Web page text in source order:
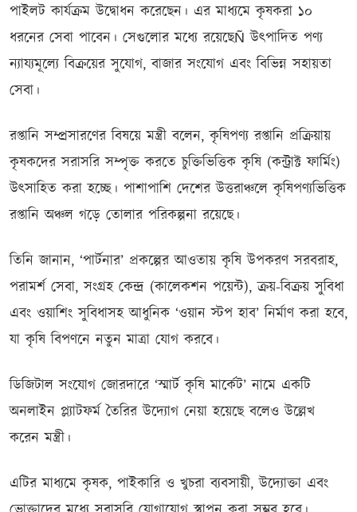
পাইলট কার্যক্রম উদ্বোধন করেছেন। এর মাধ্যমে কৃষকরা ১০
ধরনের সেবা পাবেন। সেগুলোর মধ্যে রয়েছেÑ উৎপাদিত পণ্য
ন্যায্যমূল্যে বিক্রয়ের সুযোগ, বাজার সংযোগ এবং বিভিন্ন সহায়তা
সেবা।
রপ্তানি সম্প্রসারণের বিষয়ে মন্ত্রী বলেন, কৃষিপণ্য রপ্তানি প্রক্রিয়ায়
কৃষকদের সরাসরি সম্পৃক্ত করতে চুক্তিভিত্তিক কৃষি (কন্ট্রাক্ট ফার্মিং)
উৎসাহিত করা হচ্ছে। পাশাপাশি দেশের উত্তরাঞ্চলে কৃষিপণ্যভিত্তিক
রপ্তানি অঞ্চল গড়ে তোলার পরিকল্পনা রয়েছে।
তিনি জানান, ‘পার্টনার’ প্রকল্পের আওতায় কৃষি উপকরণ সরবরাহ,
পরামর্শ সেবা, সংগ্রহ কেন্দ্র (কালেকশন পয়েন্ট), ক্রয়-বিক্রয় সুবিধা
এবং ওয়াশিং সুবিধাসহ আধুনিক ‘ওয়ান স্টপ হাব’ নির্মাণ করা হবে,
যা কৃষি বিপণনে নতুন মাত্রা যোগ করবে।
ডিজিটাল সংযোগ জোরদারে ‘স্মার্ট কৃষি মার্কেট’ নামে একটি
অনলাইন প্ল্যাটফর্ম তৈরির উদ্যোগ নেয়া হয়েছে বলেও উল্লেখ
করেন মন্ত্রী।
এটির মাধ্যমে কৃষক, পাইকারি ও খুচরা ব্যবসায়ী, উদ্যোক্তা এবং